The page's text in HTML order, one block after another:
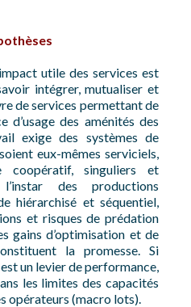
utile des services est
intégrer, mutualiser et
de services permettant de
d’usage des aménités des
exige des systèmes de
eux-mêmes serviciels,
coopératif, singuliers et
des productions
hiérarchisé et séquentiel,
et risques de prédation
gains d’optimisation et de
la promesse. Si
un levier de performance,
les limites des capacités
opérateurs (macro lots).